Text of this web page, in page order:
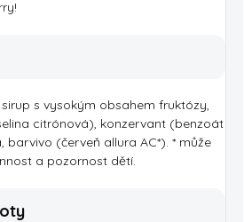
!
s vysokým obsahem fruktózy,
citrónová), konzervant (benzoát
(červeň allura AC*). * může
a pozornost dětí.